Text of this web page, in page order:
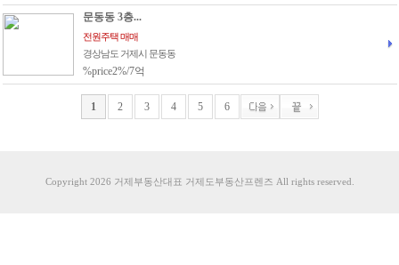
문동동 3층...
전원주택 매매
경상남도 거제시 문동동
%price2%/7억
1 2 3 4 5 6
Copyright 2026 거제부동산대표 거제도부동산프렌즈 All rights reserved.